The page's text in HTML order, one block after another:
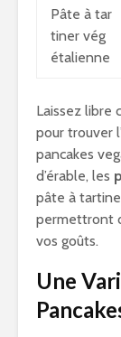
Pâte à tar
tiner vég
étalienne
Laissez libre
pour trouver
pancakes
d’érable, les
pâte à
permettront
vos goûts.
Une